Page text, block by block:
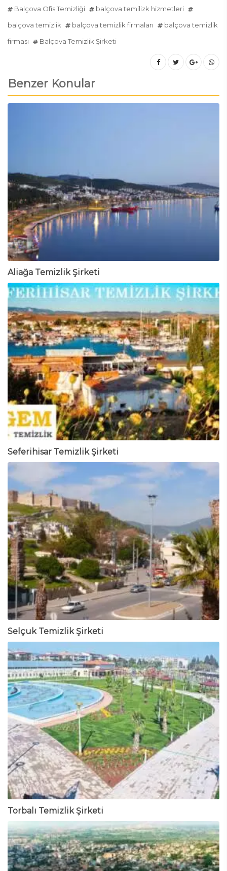
Balçova Ofis Temizliği
balçova temilizk hizmetleri
balçova temizlik
balçova temizlik firmaları
balçova temizlik
firması
Balçova Temizlik Şirketi
Benzer Konular
Aliağa Temizlik Şirketi
Seferihisar Temizlik Şirketi
Selçuk Temizlik Şirketi
Torbalı Temizlik Şirketi